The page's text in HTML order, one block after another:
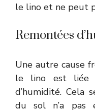
le lino et ne peut
Remontées
Une autre cause
le lino est liée
d’humidité. Cela
du sol n’a pas